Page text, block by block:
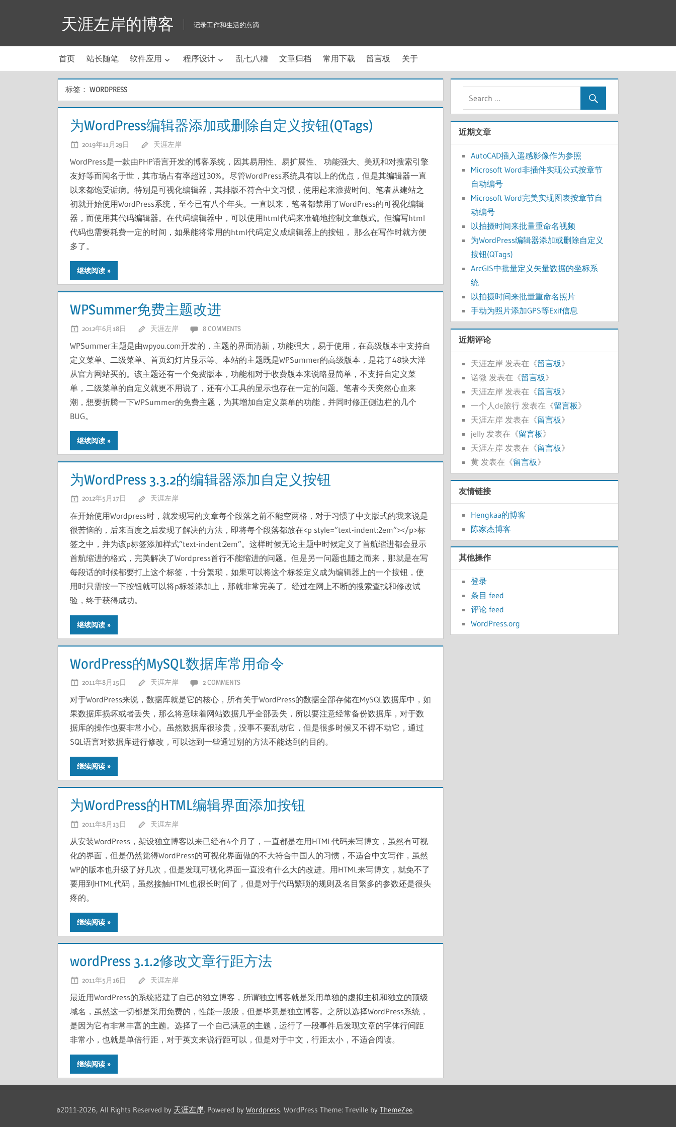
天涯左岸的博客 记录工作和生活的点滴
首页 站长随笔 软件应用 程序设计 乱七八糟 文章归档 常用下载 留言板 关于
标签： WORDPRESS
为WordPress编辑器添加或删除自定义按钮(QTags)
2019年11月29日 天涯左岸
WordPress是一款由PHP语言开发的博客系统，因其易用性、易扩展性、 功能强大、美观和对搜索引擎
友好等而闻名于世，其市场占有率超过30%。尽管WordPress系统具有以上的优点，但是其编辑器一直
以来都饱受诟病。特别是可视化编辑器，其排版不符合中文习惯，使用起来浪费时间。笔者从建站之
初就开始使用WordPress系统，至今已有八个年头。一直以来，笔者都禁用了WordPress的可视化编辑
器，而使用其代码编辑器。在代码编辑器中，可以使用html代码来准确地控制文章版式。但编写html
代码也需要耗费一定的时间，如果能将常用的html代码定义成编辑器上的按钮， 那么在写作时就方便
多了。
继续阅读
WPSummer免费主题改进
2012年6月18日 天涯左岸 8 COMMENTS
WPSummer主题是由wpyou.com开发的，主题的界面清新，功能强大，易于使用，在高级版本中支持自
定义菜单、二级菜单、首页幻灯片显示等。本站的主题既是WPSummer的高级版本，是花了48块大洋
从官方网站买的。该主题还有一个免费版本，功能相对于收费版本来说略显简单，不支持自定义菜
单，二级菜单的自定义就更不用说了，还有小工具的显示也存在一定的问题。笔者今天突然心血来
潮，想要折腾一下WPSummer的免费主题，为其增加自定义菜单的功能，并同时修正侧边栏的几个
BUG。
继续阅读
为WordPress 3.3.2的编辑器添加自定义按钮
2012年5月17日 天涯左岸
在开始使用Wordpress时，就发现写的文章每个段落之前不能空两格，对于习惯了中文版式的我来说是
很苦恼的，后来百度之后发现了解决的方法，即将每个段落都放在<p style=”text-indent:2em”></p>标
签之中，并为该p标签添加样式”text-indent:2em”。这样时候无论主题中时候定义了首航缩进都会显示
首航缩进的格式，完美解决了Wordpress首行不能缩进的问题。但是另一问题也随之而来，那就是在写
每段话的时候都要打上这个标签，十分繁琐，如果可以将这个标签定义成为编辑器上的一个按钮，使
用时只需按一下按钮就可以将p标签添加上，那就非常完美了。经过在网上不断的搜索查找和修改试
验，终于获得成功。
继续阅读
WordPress的MySQL数据库常用命令
2011年8月15日 天涯左岸 2 COMMENTS
对于WordPress来说，数据库就是它的核心，所有关于WordPress的数据全部存储在MySQL数据库中，如
果数据库损坏或者丢失，那么将意味着网站数据几乎全部丢失，所以要注意经常备份数据库，对于数
据库的操作也要非常小心。虽然数据库很珍贵，没事不要乱动它，但是很多时候又不得不动它，通过
SQL语言对数据库进行修改，可以达到一些通过别的方法不能达到的目的。
继续阅读
为WordPress的HTML编辑界面添加按钮
2011年8月13日 天涯左岸
从安装WordPress，架设独立博客以来已经有4个月了，一直都是在用HTML代码来写博文，虽然有可视
化的界面，但是仍然觉得WordPress的可视化界面做的不大符合中国人的习惯，不适合中文写作，虽然
WP的版本也升级了好几次，但是发现可视化界面一直没有什么大的改进。用HTML来写博文，就免不了
要用到HTML代码，虽然接触HTML也很长时间了，但是对于代码繁琐的规则及名目繁多的参数还是很头
疼的。
继续阅读
wordPress 3.1.2修改文章行距方法
2011年5月16日 天涯左岸
最近用WordPress的系统搭建了自己的独立博客，所谓独立博客就是采用单独的虚拟主机和独立的顶级
域名，虽然这一切都是采用免费的，性能一般般，但是毕竟是独立博客。之所以选择WordPress系统，
是因为它有非常丰富的主题。选择了一个自己满意的主题，运行了一段事件后发现文章的字体行间距
非常小，也就是单倍行距，对于英文来说行距可以，但是对于中文，行距太小，不适合阅读。
继续阅读
近期文章
AutoCAD插入遥感影像作为参照
Microsoft Word非插件实现公式按章节
自动编号
Microsoft Word完美实现图表按章节自
动编号
以拍摄时间来批量重命名视频
为WordPress编辑器添加或删除自定义
按钮(QTags)
ArcGIS中批量定义矢量数据的坐标系
统
以拍摄时间来批量重命名照片
手动为照片添加GPS等Exif信息
近期评论
天涯左岸 发表在《留言板》
诺微 发表在《留言板》
天涯左岸 发表在《留言板》
一个人de旅行 发表在《留言板》
天涯左岸 发表在《留言板》
jelly 发表在《留言板》
天涯左岸 发表在《留言板》
黄 发表在《留言板》
友情链接
Hengkaa的博客
陈家杰博客
其他操作
登录
条目 feed
评论 feed
WordPress.org
©2011-2026, All Rights Reserved by 天涯左岸. Powered by Wordpress. WordPress Theme: Treville by ThemeZee.